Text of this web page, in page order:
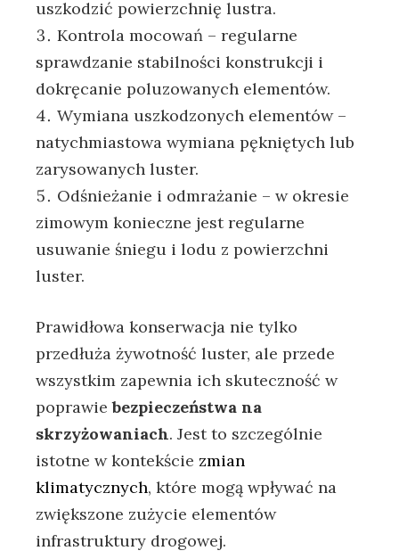
uszkodzić powierzchnię lustra.
Kontrola mocowań – regularne
sprawdzanie stabilności konstrukcji i
dokręcanie poluzowanych elementów.
Wymiana uszkodzonych elementów –
natychmiastowa wymiana pękniętych lub
zarysowanych luster.
Odśnieżanie i odmrażanie – w okresie
zimowym konieczne jest regularne
usuwanie śniegu i lodu z powierzchni
luster.
Prawidłowa konserwacja nie tylko
przedłuża żywotność luster, ale przede
wszystkim zapewnia ich skuteczność w
poprawiebezpieczeństwa na
skrzyżowaniach. Jest to szczególnie
istotne w kontekście zmian
klimatycznych, które mogą wpływać na
zwiększone zużycie elementów
infrastruktury drogowej.